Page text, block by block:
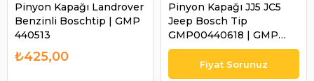
Pinyon Kapağı Landrover
Benzinli Boschtip | GMP
440513
₺425,00
Pinyon Kapağı JJ5 JC5
Jeep Bosch Tip
GMP00440618 | GMP
440618